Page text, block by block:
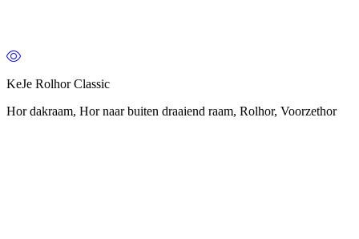
KeJe Rolhor Classic
Hor dakraam, Hor naar buiten draaiend raam, Rolhor, Voorzethor